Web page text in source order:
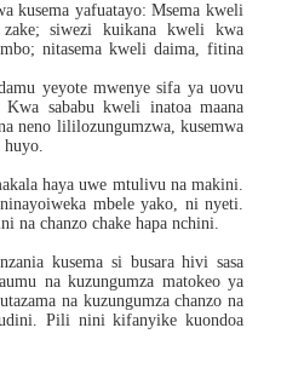
kusema yafuatayo: Msema kweli
siwezi kuikana kweli kwa
nitasema kweli daima, fitina
yeyote mwenye sifa ya uovu
sababu kweli inatoa maana
neno lililozungumzwa, kusemwa
huyo.
haya uwe mtulivu na makini.
mbele yako, ni nyeti.
na chanzo chake hapa nchini.
kusema si busara hivi sasa
na kuzungumza matokeo ya
na kuzungumza chanzo na
Pili nini kifanyike kuondoa